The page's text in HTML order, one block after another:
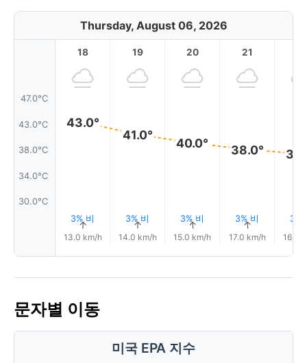
Thursday, August 06, 2026
47.0°C
43.0°C
38.0°C
34.0°C
30.0°C
18
43.0°
3% 비
↑
13.0 km/h
19
41.0°
3% 비
↑
14.0 km/h
20
40.0°
3% 비
↑
15.0 km/h
21
38.0°
3% 비
↑
17.0 km/h
3%
16.0
문자별 이동
미국 EPA 지수